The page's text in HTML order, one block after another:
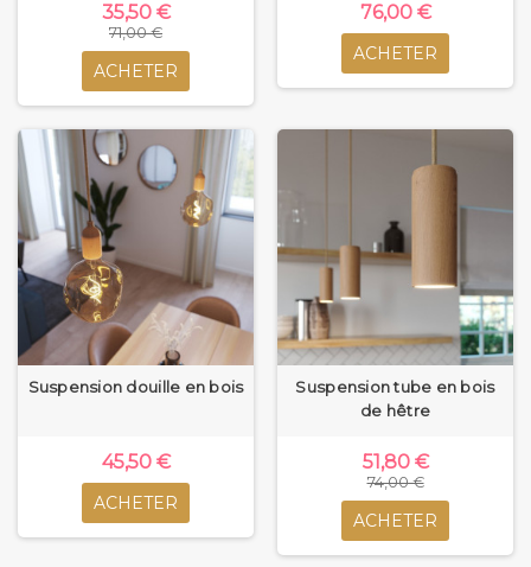
35,50 €
71,00 €
ACHETER
76,00 €
ACHETER
Suspension douille en bois
45,50 €
ACHETER
Suspension tube en bois
de hêtre
51,80 €
74,00 €
ACHETER